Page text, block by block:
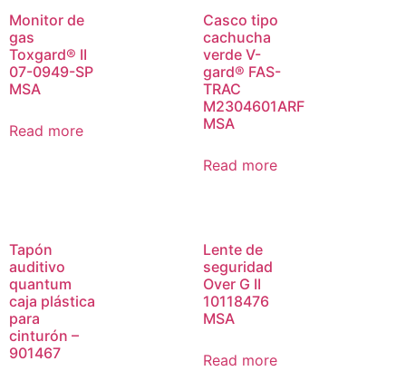
Monitor de
gas
Toxgard® II
07-0949-SP
MSA
Read more
Casco tipo
cachucha
verde V-
gard® FAS-
TRAC
M2304601ARF
MSA
Read more
Tapón
auditivo
quantum
caja plástica
para
cinturón –
901467
Lente de
seguridad
Over G II
10118476
MSA
Read more